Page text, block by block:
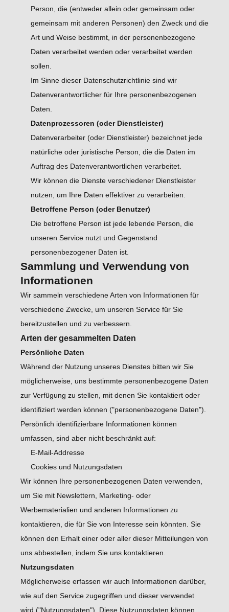
Person, die (entweder allein oder gemeinsam oder
gemeinsam mit anderen Personen) den Zweck und die
Art und Weise bestimmt, in der personenbezogene
Daten verarbeitet werden oder verarbeitet werden
sollen.
Im Sinne dieser Datenschutzrichtlinie sind wir
Datenverantwortlicher für Ihre personenbezogenen
Daten.
Datenprozessoren (oder Dienstleister)
Datenverarbeiter (oder Dienstleister) bezeichnet jede
natürliche oder juristische Person, die die Daten im
Auftrag des Datenverantwortlichen verarbeitet.
Wir können die Dienste verschiedener Dienstleister
nutzen, um Ihre Daten effektiver zu verarbeiten.
Betroffene Person (oder Benutzer)
Die betroffene Person ist jede lebende Person, die
unseren Service nutzt und Gegenstand
personenbezogener Daten ist.
Sammlung und Verwendung von
Informationen
Wir sammeln verschiedene Arten von Informationen für
verschiedene Zwecke, um unseren Service für Sie
bereitzustellen und zu verbessern.
Arten der gesammelten Daten
Persönliche Daten
Während der Nutzung unseres Dienstes bitten wir Sie
möglicherweise, uns bestimmte personenbezogene Daten
zur Verfügung zu stellen, mit denen Sie kontaktiert oder
identifiziert werden können ("personenbezogene Daten").
Persönlich identifizierbare Informationen können
umfassen, sind aber nicht beschränkt auf:
E-Mail-Addresse
Cookies und Nutzungsdaten
Wir können Ihre personenbezogenen Daten verwenden,
um Sie mit Newslettern, Marketing- oder
Werbematerialien und anderen Informationen zu
kontaktieren, die für Sie von Interesse sein könnten. Sie
können den Erhalt einer oder aller dieser Mitteilungen von
uns abbestellen, indem Sie uns kontaktieren.
Nutzungsdaten
Möglicherweise erfassen wir auch Informationen darüber,
wie auf den Service zugegriffen und dieser verwendet
wird ("Nutzungsdaten"). Diese Nutzungsdaten können